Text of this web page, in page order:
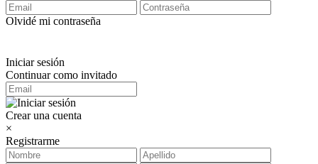
Olvidé mi contraseña
Iniciar sesión
Continuar como invitado
Crear una cuenta
×
Registrarme